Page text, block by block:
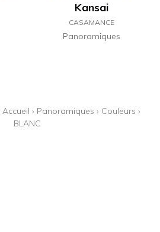
Kansai
CASAMANCE
Panoramiques
Accueil › Panoramiques › Couleurs ›
BLANC